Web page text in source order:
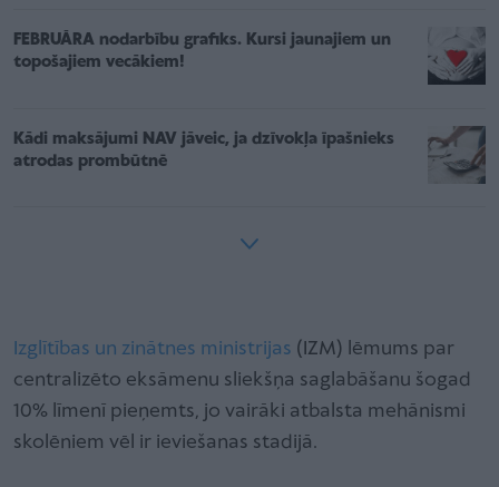
FEBRUĀRA nodarbību grafiks. Kursi jaunajiem un
topošajiem vecākiem!
Kādi maksājumi NAV jāveic, ja dzīvokļa īpašnieks
atrodas prombūtnē
Izglītības un zinātnes ministrijas (IZM) lēmums par
centralizēto eksāmenu sliekšņa saglabāšanu šogad
10% līmenī pieņemts, jo vairāki atbalsta mehānismi
skolēniem vēl ir ieviešanas stadijā.